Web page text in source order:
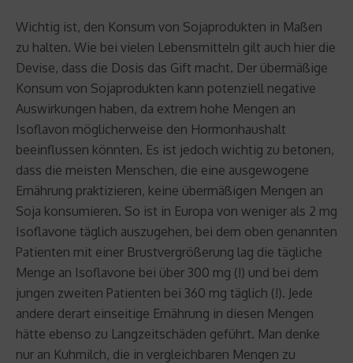
Wichtig ist, den Konsum von Sojaprodukten in Maßen
zu halten. Wie bei vielen Lebensmitteln gilt auch hier die
Devise, dass die Dosis das Gift macht. Der übermäßige
Konsum von Sojaprodukten kann potenziell negative
Auswirkungen haben, da extrem hohe Mengen an
Isoflavon möglicherweise den Hormonhaushalt
beeinflussen könnten. Es ist jedoch wichtig zu betonen,
dass die meisten Menschen, die eine ausgewogene
Ernährung praktizieren, keine übermäßigen Mengen an
Soja konsumieren. So ist in Europa von weniger als 2 mg
Isoflavone täglich auszugehen, bei dem oben genannten
Patienten mit einer Brustvergrößerung lag die tägliche
Menge an Isoflavone bei über 300 mg (!) und bei dem
jungen zweiten Patienten bei 360 mg täglich (!). Jede
andere derart einseitige Ernährung in diesen Mengen
hätte ebenso zu Langzeitschäden geführt. Man denke
nur an Kuhmilch, die in vergleichbaren Mengen zu